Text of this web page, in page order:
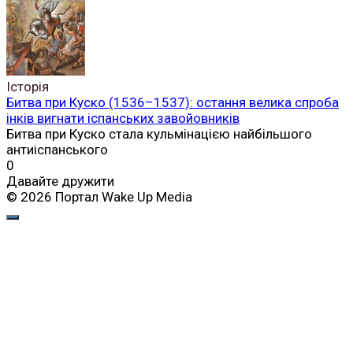
Історія
Битва при Куско (1536–1537): остання велика спроба
інків вигнати іспанських завойовників
Битва при Куско стала кульмінацією найбільшого
антиіспанського
0
Давайте дружити
© 2026 Портал Wake Up Media